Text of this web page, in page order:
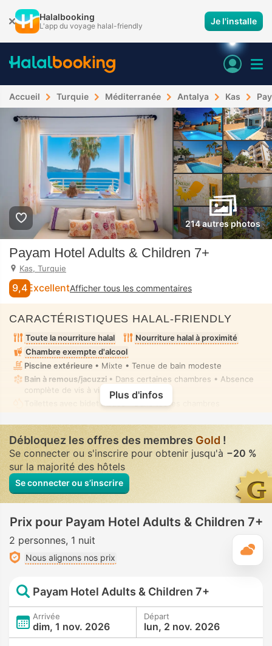
Halalbooking
L'app du voyage halal-friendly Je l'installe
Accueil Turquie Méditerranée Antalya Kas
214 autres photos
Payam Hotel Adults & Children 7+
Kas, Turquie
9,4 ExcellentAfficher tous les commentaires
CARACTÉRISTIQUES HALAL-FRIENDLY
Toute la nourriture halal
Nourriture halal à proximité
Chambre exempte d'alcool
Piscine extérieure • Mixte • Tenue de bain modeste
Bain à remous/jacuzzi • Dans certaines chambres • Absence
complète de vis à vis
Toilettes avec bidet à buse
• Dans toutes chambres
Plus d'infos
Débloquez les offres des membres Gold !
Se connecter ou s'inscrire pour obtenir jusqu'à −20 %
sur la majorité des hôtels
Se connecter ou s’inscrire
Prix pour Payam Hotel Adults & Children 7+
2 personnes 1 nuit
Nous alignons nos prix
Payam Hotel Adults & Children 7+
Arrivée
dim, 1 nov. 2026
Départ
lun, 2 nov. 2026